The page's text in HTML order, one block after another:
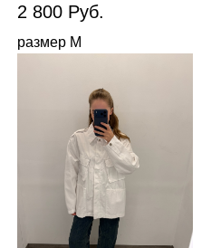
2 800 Руб.
размер М